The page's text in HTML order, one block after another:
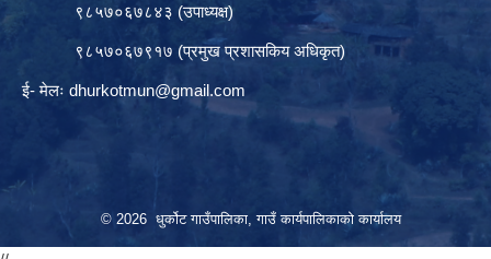
९८५७०६७८४३ (उपाध्यक्ष)
९८५७०६७९१७ (प्रमुख प्रशासकिय अधिकृत)
ई- मेलः dhurkotmun@gmail.com
© 2026 धुर्कोट गाउँपालिका, गाउँ कार्यपालिकाको कार्यालय